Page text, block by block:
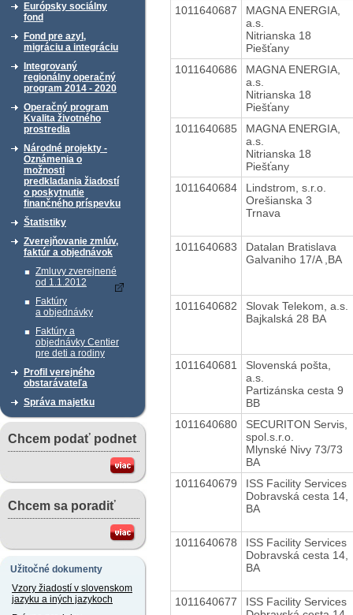
Európsky sociálny
fond
Fond pre azyl,
migráciu a integráciu
Integrovaný
regionálny operačný
program 2014 - 2020
Operačný program
Kvalita životného
prostredia
Národné projekty -
Oznámenia o
možnosti
predkladania žiadostí
o poskytnutie
finančného príspevku
Štatistiky
Zverejňovanie zmlúv,
faktúr a objednávok
Zmluvy zverejnené
od 1.1.2012
Faktúry
a objednávky
Faktúry a
objednávky Centier
pre deti a rodiny
Profil verejného
obstarávateľa
Správa majetku
Chcem podať podnet
Chcem sa poradiť
Užitočné dokumenty
Vzory žiadostí v slovenskom
jazyku a iných jazykoch
1011640687
MAGNA ENERGIA,
a.s.
Nitrianska 18
Piešťany
1011640686
MAGNA ENERGIA,
a.s.
Nitrianska 18
Piešťany
1011640685
MAGNA ENERGIA,
a.s.
Nitrianska 18
Piešťany
1011640684
Lindstrom, s.r.o.
Orešianska 3
Trnava
1011640683
Datalan Bratislava
Galvaniho 17/A ,BA
1011640682
Slovak Telekom, a.s.
Bajkalská 28 BA
1011640681
Slovenská pošta,
a.s.
Partizánska cesta 9
BB
1011640680
SECURITON Servis,
spol.s.r.o.
Mlynské Nivy 73/73
BA
1011640679
ISS Facility Services
Dobravská cesta 14,
BA
1011640678
ISS Facility Services
Dobravská cesta 14,
BA
1011640677
ISS Facility Services